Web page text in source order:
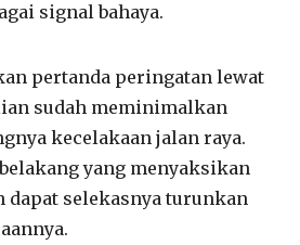
signal bahaya.
pertanda peringatan lewat
sudah meminimalkan
kecelakaan jalan raya.
yang menyaksikan
dapat selekasnya turunkan